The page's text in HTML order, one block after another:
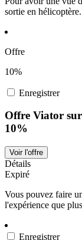
sortie en hélicoptère.
Offre
10%
Enregistrer
Offre Viator
10%
Voir l'offre
Détails
Expiré
Vous pouvez faire
l'expérience que
Enregistrer